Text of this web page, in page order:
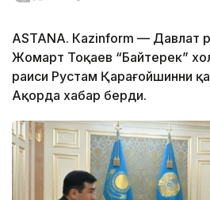
ASTANА. Каzinform — Давлат
Жомарт Тоқаев “Байтерек”
раиси Рустам Қарағойшинни
Ақорда хабар берди.